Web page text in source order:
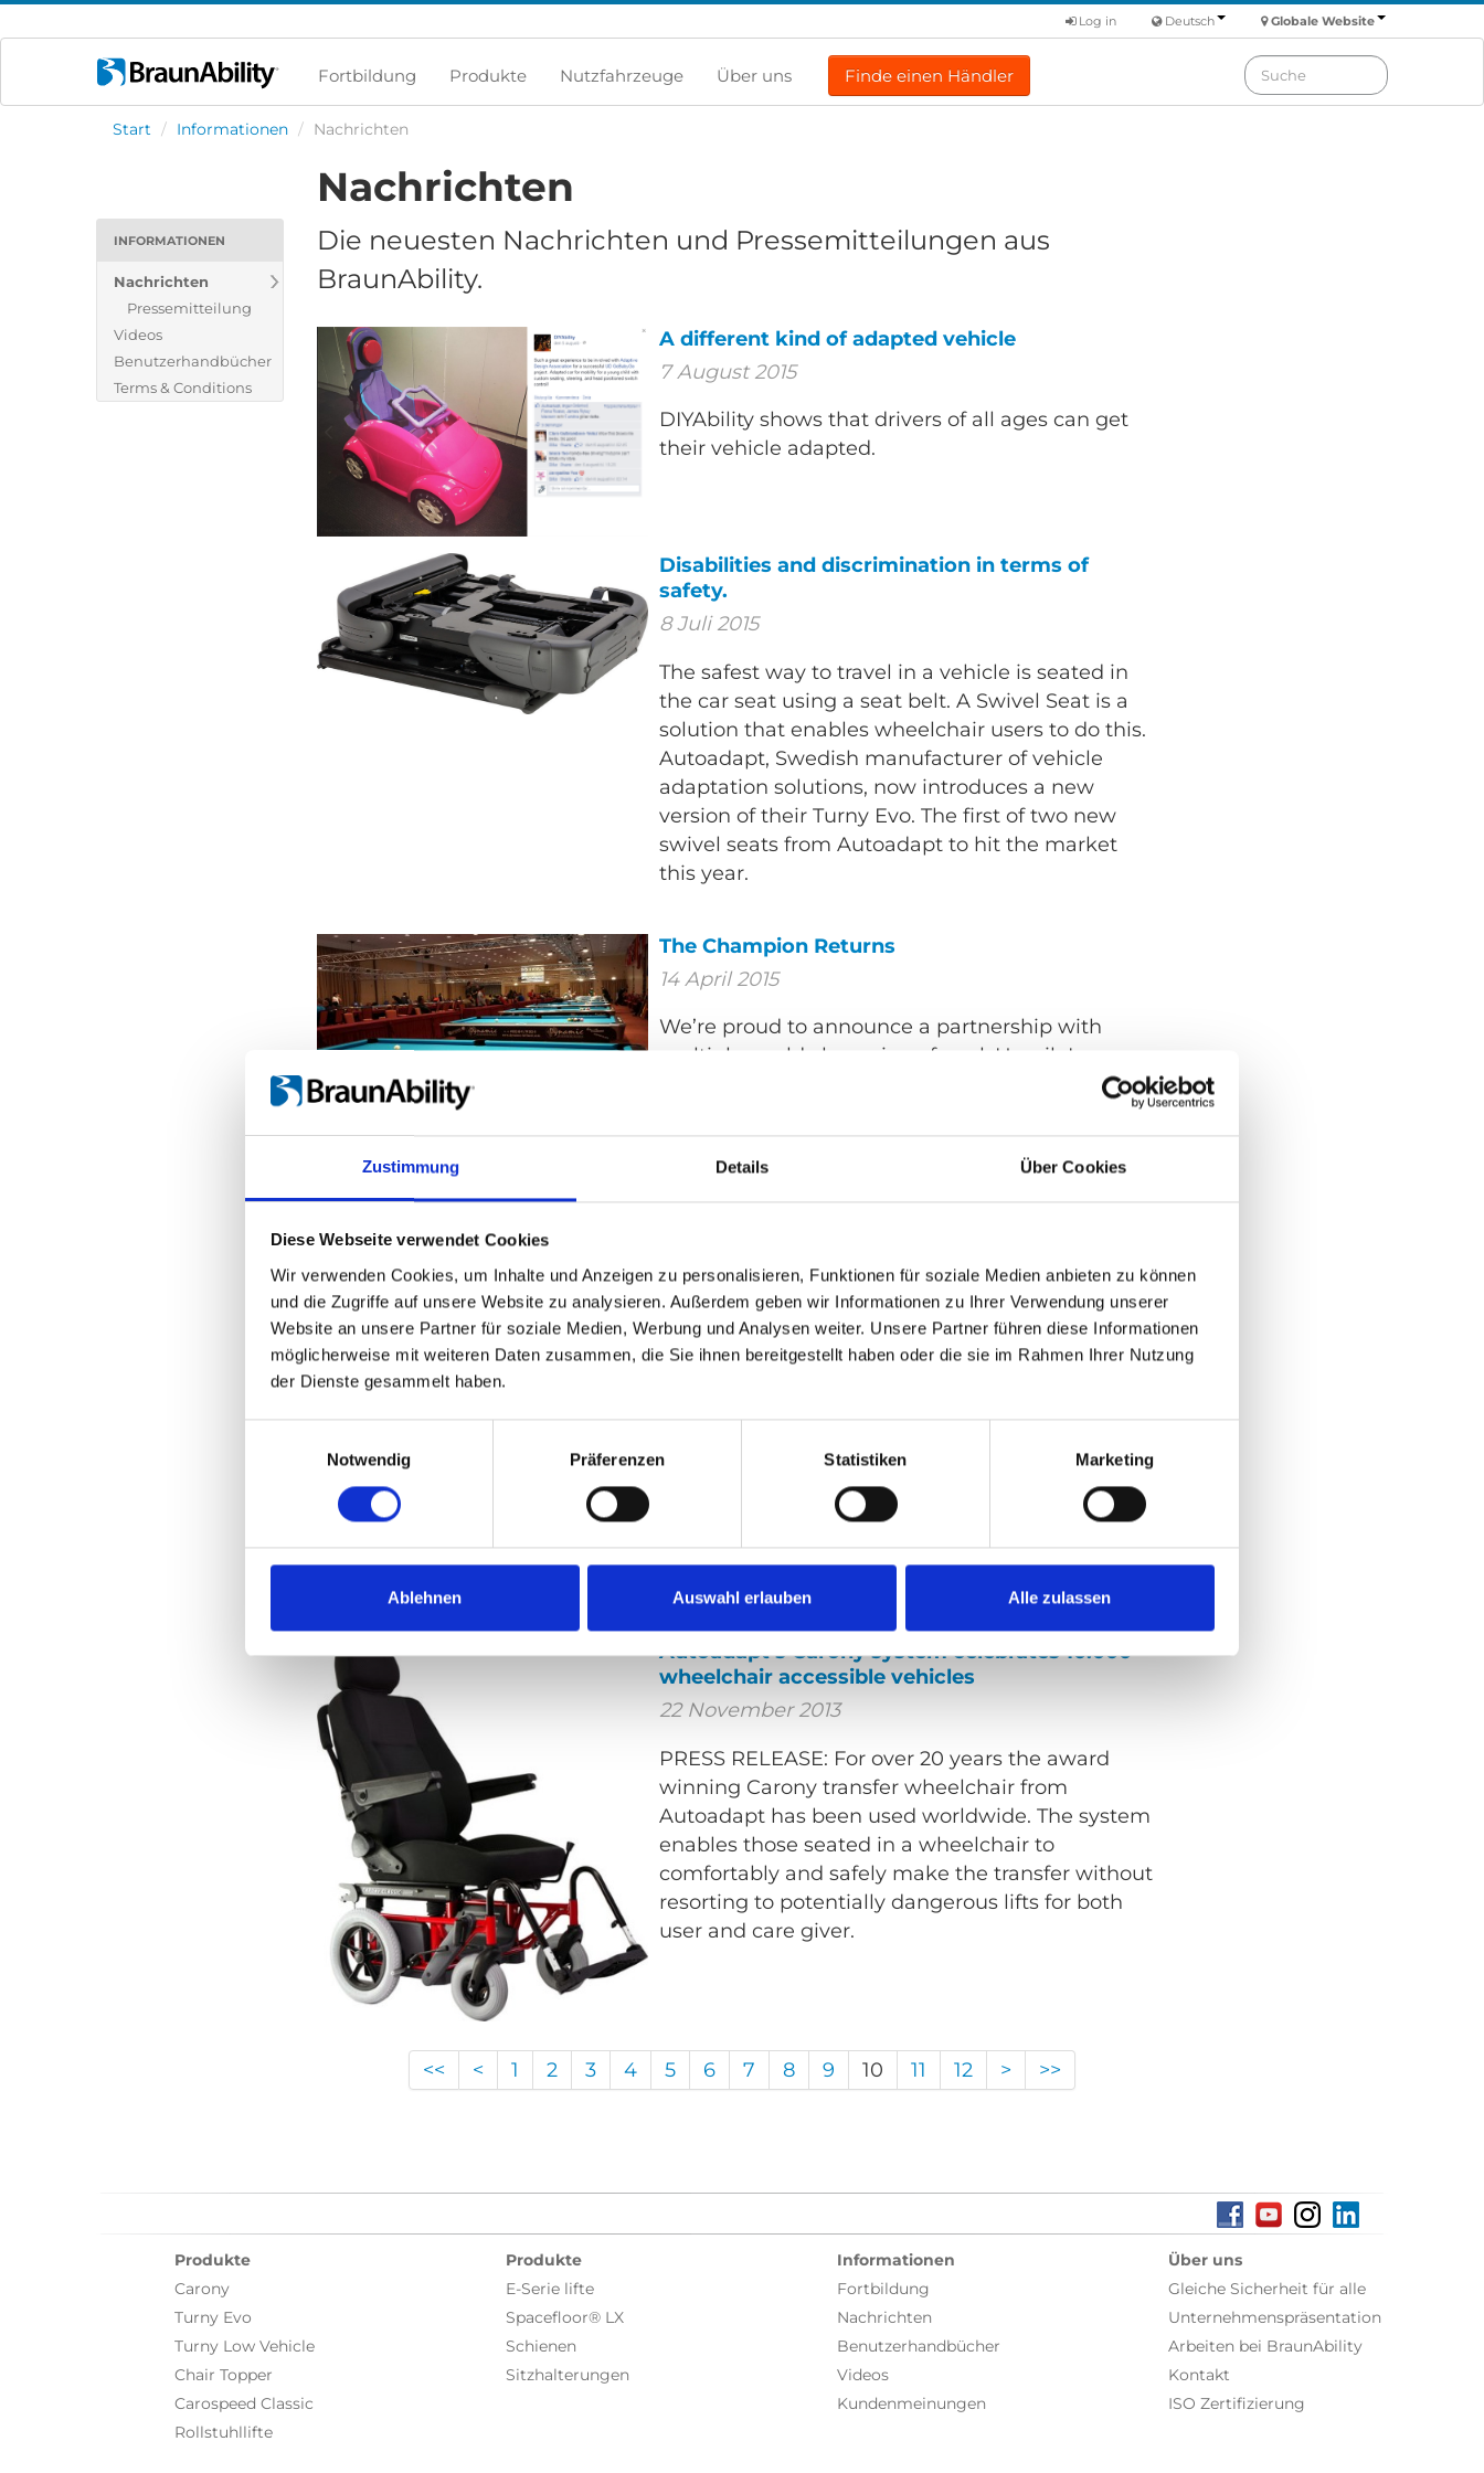
Zustimmung Details Über Cookies
Diese Webseite verwendet Cookies
Wir verwenden Cookies, um Inhalte und Anzeigen zu personalisieren, Funktionen für soziale Medien anbieten zu können
und die Zugriffe auf unsere Website zu analysieren. Außerdem geben wir Informationen zu Ihrer Verwendung unserer
Website an unsere Partner für soziale Medien, Werbung und Analysen weiter. Unsere Partner führen diese Informationen
möglicherweise mit weiteren Daten zusammen, die Sie ihnen bereitgestellt haben oder die sie im Rahmen Ihrer Nutzung
der Dienste gesammelt haben.
Notwendig
Präferenzen Statistiken Marketing
Ablehnen Auswahl erlauben Alle zulassen
Globale Website
Deutsch
Log in
Fortbildung Produkte Nutzfahrzeuge Über uns Finde einen Händler
Start / Informationen / Nachrichten
INFORMATIONEN
Nachrichten
Pressemitteilung
Videos
Benutzerhandbücher
Terms & Conditions
Nachrichten
Die neuesten Nachrichten und Pressemitteilungen aus
BraunAbility.
A different kind of adapted vehicle
7 August 2015
DIYAbility shows that drivers of all ages can get
their vehicle adapted.
Disabilities and discrimination in terms of
safety.
8 Juli 2015
The safest way to travel in a vehicle is seated in
the car seat using a seat belt. A Swivel Seat is a
solution that enables wheelchair users to do this.
Autoadapt, Swedish manufacturer of vehicle
adaptation solutions, now introduces a new
version of their Turny Evo. The first of two new
swivel seats from Autoadapt to hit the market
this year.
The Champion Returns
14 April 2015
We’re proud to announce a partnership with
multiple world champion of pool, Henrik Larsson.
Autoadapt will be supporting Henrik’s journey
Championship in Val do Lobo, Portugal.
10 April 2014
PRESS RELEASE: Autoadapt and Unwin Safety
Systems operate in the vehicle adaptation
50% share in Unwin in 2013 and this acquisition of
the remaining shares aims to strengthen
Autoadapt’s position as a leading supplier of
vehicle adaptation solution as well as expand
Autoadapt’s Carony system celebrates 10.000
wheelchair accessible vehicles
22 November 2013
PRESS RELEASE: For over 20 years the award
winning Carony transfer wheelchair from
Autoadapt has been used worldwide. The system
enables those seated in a wheelchair to
comfortably and safely make the transfer without
resorting to potentially dangerous lifts for both
user and care giver.
<< < 1 2 3 4 5 6 7 8 9 10 11 12 > >>
Produkte
Carony
Turny Evo
Turny Low Vehicle
Chair Topper
Carospeed Classic
Rollstuhllifte
Produkte
E-Serie lifte
Spacefloor® LX
Schienen
Sitzhalterungen
Informationen
Fortbildung
Nachrichten
Benutzerhandbücher
Videos
Kundenmeinungen
Über uns
Gleiche Sicherheit für alle
Unternehmenspräsentation
Arbeiten bei BraunAbility
Kontakt
ISO Zertifizierung